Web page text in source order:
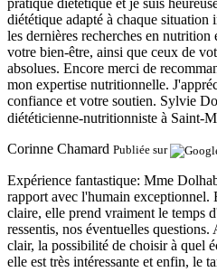
pratique diététique et je suis
diététique adapté à chaque
les dernières recherches en nutrition
votre bien-être, ainsi que ceux de
absolues. Encore merci de
mon expertise nutritionnelle.
confiance et votre soutien. Sylvie
diététicienne-nutritionniste à Saint-
Corinne Chamard Publiée sur
Expérience fantastique: Mme
rapport avec l'humain exceptionnel.
claire, elle prend vraiment le temps
ressentis, nos éventuelles
clair, la possibilité de choisir à quel
elle est très intéressante et enfin, le